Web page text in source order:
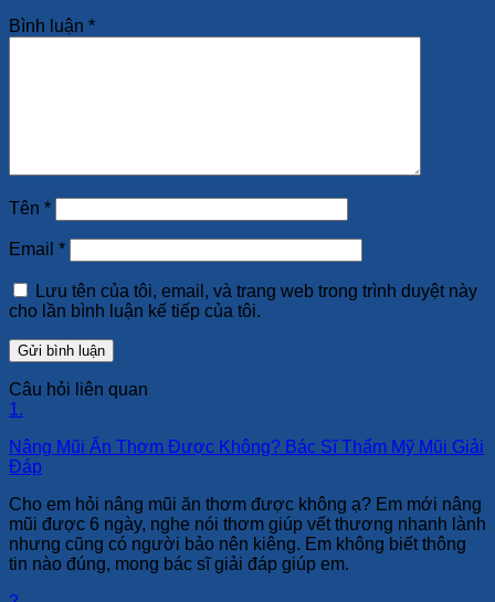
Bình luận *
Tên *
Email *
Lưu tên của tôi, email, và trang web trong trình duyệt này
cho lần bình luận kế tiếp của tôi.
Câu hỏi liên quan
1.
Nâng Mũi Ăn Thơm Được Không? Bác Sĩ Thẩm Mỹ Mũi Giải
Đáp
Cho em hỏi nâng mũi ăn thơm được không ạ? Em mới nâng
mũi được 6 ngày, nghe nói thơm giúp vết thương nhanh lành
nhưng cũng có người bảo nên kiêng. Em không biết thông
tin nào đúng, mong bác sĩ giải đáp giúp em.